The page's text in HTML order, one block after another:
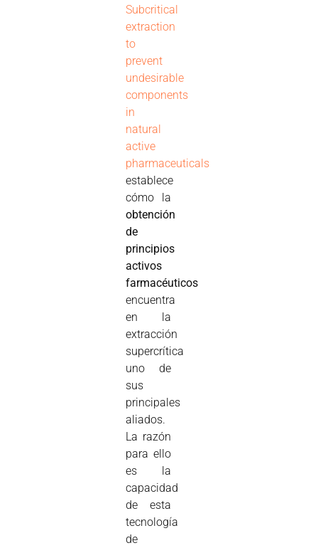
Subcritical
extraction
to
prevent
undesirable
components
in
natural
active
pharmaceuticals
establece
cómo la
obtención
de
principios
activos
farmacéuticos
encuentra
en la
extracción
supercrítica
uno de
sus
principales
aliados.
La razón
para ello
es la
capacidad
de esta
tecnología
de